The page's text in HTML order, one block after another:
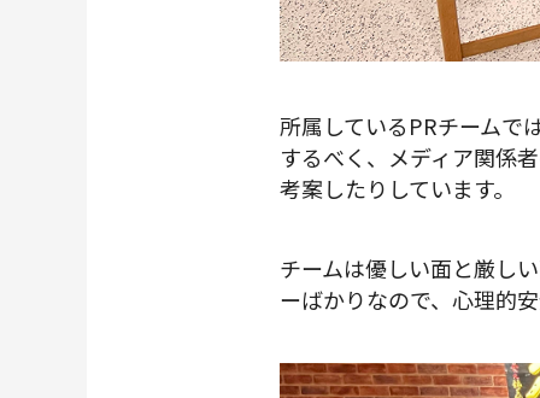
所属しているPRチームで
するべく、メディア関係
考案したりしています。
チームは優しい面と厳し
ーばかりなので、心理的